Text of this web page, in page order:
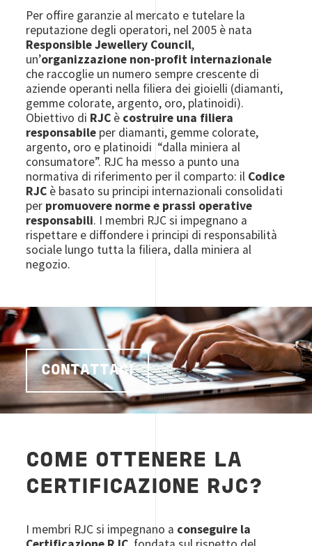
Per offire garanzie al mercato e tutelare la
reputazione degli operatori, nel 2005 è nata
Responsible Jewellery Council,
un’organizzazione non-profit internazionale
che raccoglie un numero sempre crescente di
aziende operanti nella filiera dei gioielli (diamanti,
gemme colorate, argento, oro, platinoidi).
Obiettivo di RJC è costruire una filiera
responsabile per diamanti, gemme colorate,
argento, oro e platinoidi “dalla miniera al
consumatore”. RJC ha messo a punto una
normativa di riferimento per il comparto: il Codice
RJC è basato su principi internazionali consolidati
per promuovere norme e prassi operative
responsabili. I membri RJC si impegnano a
rispettare e diffondere i principi di responsabilità
sociale lungo tutta la filiera, dalla miniera al
negozio.
CONTATTACI
COME OTTENERE LA
CERTIFICAZIONE RJC?
I membri RJC si impegnano a conseguire la